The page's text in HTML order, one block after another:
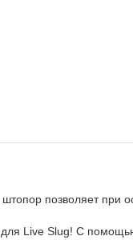
позволяет при
Live Slug! С